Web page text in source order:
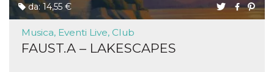
da: 14,55 €
Musica, Eventi Live, Club
FAUST.A – LAKESCAPES